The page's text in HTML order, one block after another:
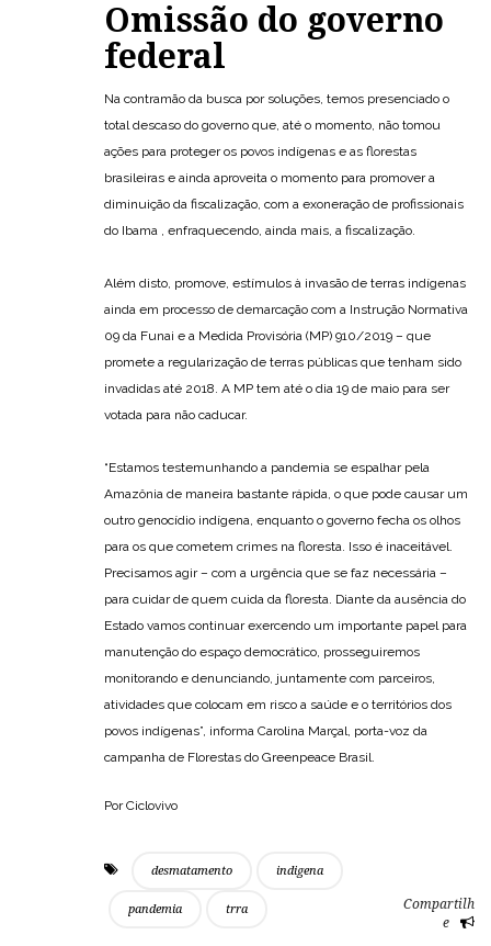
Omissão do governo
federal
Na contramão da busca por soluções, temos presenciado o
total descaso do governo que, até o momento, não tomou
ações para proteger os povos indígenas e as florestas
brasileiras e ainda aproveita o momento para promover a
diminuição da fiscalização, com a exoneração de profissionais
do Ibama , enfraquecendo, ainda mais, a fiscalização.
Além disto, promove, estímulos à invasão de terras indígenas
ainda em processo de demarcação com a Instrução Normativa
09 da Funai e a Medida Provisória (MP) 910/2019 – que
promete a regularização de terras públicas que tenham sido
invadidas até 2018. A MP tem até o dia 19 de maio para ser
votada para não caducar.
“Estamos testemunhando a pandemia se espalhar pela
Amazônia de maneira bastante rápida, o que pode causar um
outro genocídio indígena, enquanto o governo fecha os olhos
para os que cometem crimes na floresta. Isso é inaceitável.
Precisamos agir – com a urgência que se faz necessária –
para cuidar de quem cuida da floresta. Diante da ausência do
Estado vamos continuar exercendo um importante papel para
manutenção do espaço democrático, prosseguiremos
monitorando e denunciando, juntamente com parceiros,
atividades que colocam em risco a saúde e o territórios dos
povos indígenas”, informa Carolina Marçal, porta-voz da
campanha de Florestas do Greenpeace Brasil.
Por Ciclovivo
desmatamento indigena
pandemia trra
Compartilh
e